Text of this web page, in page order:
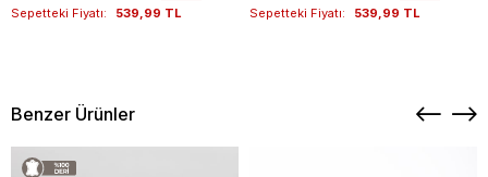
Sepetteki Fiyatı: 539,99 TL Sepetteki Fiyatı: 539,99 TL
Benzer Ürünler